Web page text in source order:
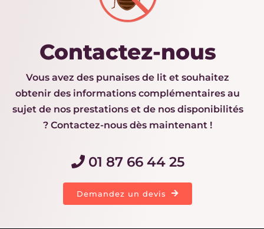
Contactez-nous
Vous avez des punaises de lit et souhaitez
obtenir des informations complémentaires au
sujet de nos prestations et de nos disponibilités
? Contactez-nous dès maintenant !
01 87 66 44 25
Demandez un devis